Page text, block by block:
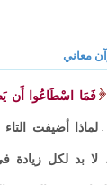
معاني
فَمَا اسْطَاعُوا أَن
لماذا أضيفت
لا بد لكل زيادة